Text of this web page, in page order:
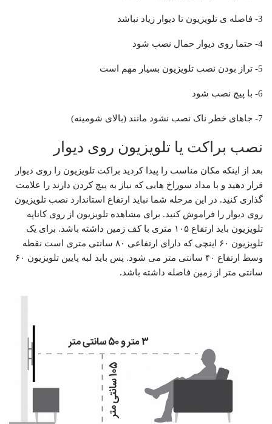
3- فاصله ی تلویزیون تا دیوار زیاد نباشد
4- حتما روی دیوار حمال نصب شود
5- تراز بودن نصب تلویزیون بسیار مهم است
6- با پیچ نصب شود
7- جاهای خطر ناک نصب نشود مانند (بالای شومینه)
نصب براکت یا تلویزیون روی دیوار
بعد از اینکه مکان مناسب را پیدا کردید براکت تلویزیون را روی دیوار
قرار دهید و با مداد سوراخ هایی که نیاز به پیچ کردن دارند را علامت
گذاری کنید. در این مرحله شما نباید ارتفاع استاندارد نصب تلویزیون
روی دیوار را فراموش کنید. برای مشاهده تلویزیون از روی کاناپه
تلویزیون باید ارتفاع ۱۰۵ متری با کف زمین داشته باشد. برای یک
تلویزیون ۶۰ اینچی که دارای ارتفاعی ۸۰ سانتی متری است نقطه
وسط ارتفاع ۴۰ سانتی متر می شود. پس باید لبه پایین تلویزیون ۶۰
سانتی متر از زمین فاصله داشته باشد.